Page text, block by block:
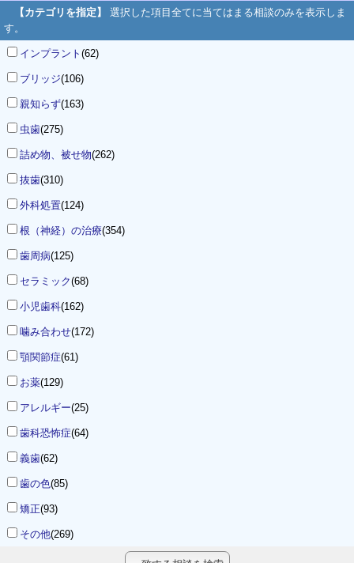
【カテゴリを指定】
選択した項目全てに当てはまる相談のみを表示しま
す。
インプラント (62)
ブリッジ(106)
親知らず(163)
虫歯(275)
詰め物、被せ物(262)
抜歯(310)
外科処置(124)
根（神経）の治療(354)
歯周病(125)
セラミック(68)
小児歯科(162)
噛み合わせ(172)
顎関節症(61)
お薬(129)
アレルギー(25)
歯科恐怖症(64)
義歯(62)
歯の色(85)
矯正(93)
その他(269)